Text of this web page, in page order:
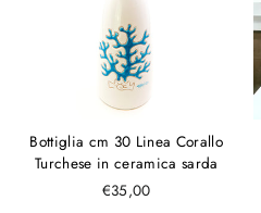
Bottiglia cm 30 Linea Corallo
Turchese in ceramica sarda
€35,00